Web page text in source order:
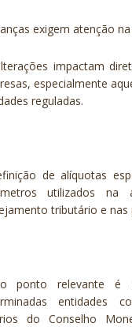
exigem atenção
impactam
especialmente
reguladas.
de alíquotas
utilizados
tributário e nas
ponto relevante é
entidades
do Conselho